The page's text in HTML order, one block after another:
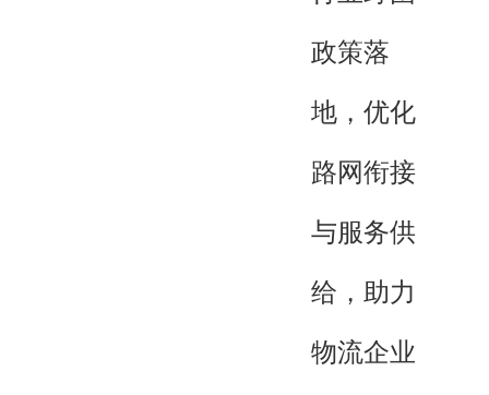
政策落
地，优化
路网衔接
与服务供
给，助力
物流企业